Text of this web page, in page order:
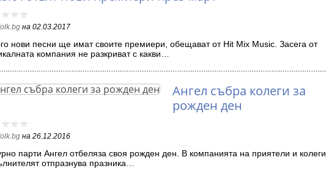
на 02.03.2017
нови песни ще имат своите премиери, обещават от Hit Mix Music. Засега от
компания не разкриват с какви…
Ангел събра колеги за
рожден ден
на 26.12.2016
парти Ангел отбеляза своя рожден ден. В компанията на приятели и колеги
отпразнува празника…